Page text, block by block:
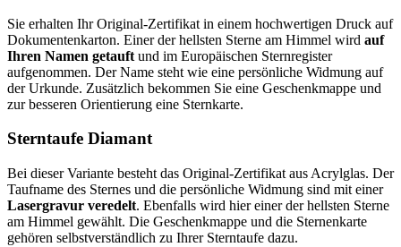
Sie erhalten Ihr Original-Zertifikat in einem hochwertigen Druck auf
Dokumentenkarton. Einer der hellsten Sterne am Himmel wird auf
Ihren Namen getauft und im Europäischen Sternregister
aufgenommen. Der Name steht wie eine persönliche Widmung auf
der Urkunde. Zusätzlich bekommen Sie eine Geschenkmappe und
zur besseren Orientierung eine Sternkarte.
Sterntaufe Diamant
Bei dieser Variante besteht das Original-Zertifikat aus Acrylglas. Der
Taufname des Sternes und die persönliche Widmung sind mit einer
Lasergravur veredelt. Ebenfalls wird hier einer der hellsten Sterne
am Himmel gewählt. Die Geschenkmappe und die Sternenkarte
gehören selbstverständlich zu Ihrer Sterntaufe dazu.